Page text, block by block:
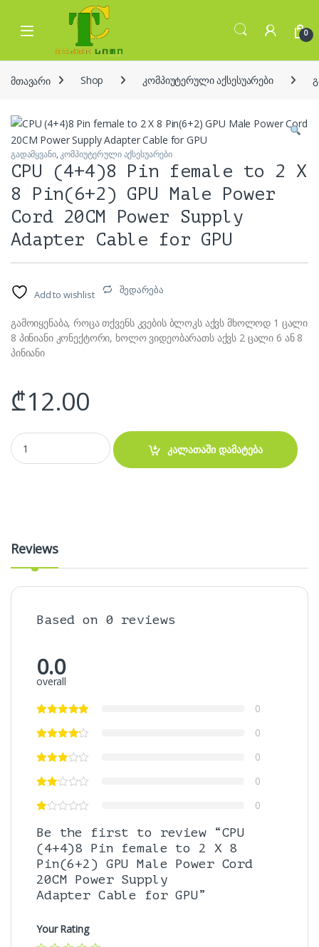
Skip to navigation
Skip to content
Open 0
მთავარი Shop კომპიუტერული აქსესუარები
გადამყვანი,კომპიუტერული აქსესუარები
CPU (4+4)8 Pin female to 2 X
8 Pin(6+2) GPU Male Power
Cord 20CM Power Supply
Adapter Cable for GPU
Add to wishlist შედარება
გამოიყენაბა, როცა თქვენს კვების ბლოკს აქვს მხოლოდ 1 ცალი
8 პინიანი კონექტორი, ხოლო ვიდეობარათს აქვს 2 ცალი 6 ან 8
პინიანი
₾12.00
CPU (4+4)8 Pin female to 2 X 8 Pin(6+2) GPU Male Power Cord
კალათაში დამატება
Reviews
Based on 0 reviews
0.0
overall
0
0
0
0
0
Be the first to review “CPU
(4+4)8 Pin female to 2 X 8
Pin(6+2) GPU Male Power Cord
20CM Power Supply
Adapter Cable for GPU”
Your Rating